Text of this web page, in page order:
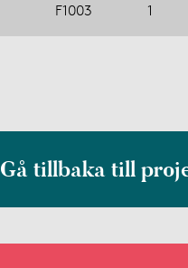
F1003 1
Gå tillbaka till